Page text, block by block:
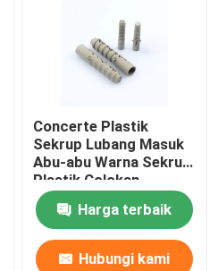
Concerte Plastik
Sekrup Lubang Masuk
Abu-abu Warna Sekrup
Plastik Colokan
Diameter 6mm
Harga terbaik
Hubungi kami